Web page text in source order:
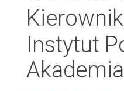
Instytut